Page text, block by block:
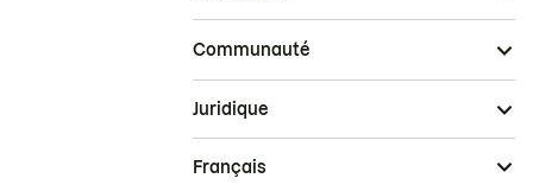
Communauté
Juridique
Français